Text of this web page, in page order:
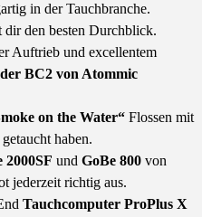
in der Tauchbranche.
dir den besten Durchblick.
Auftrieb und excellentem
BC2 von Atommic
on the Water“ Flossen mit
haben.
2000SF und GoBe 800 von
jederzeit richtig aus.
Tauchcomputer ProPlus X